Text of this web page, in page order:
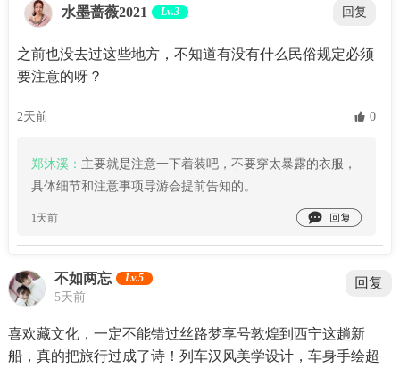
水墨蔷薇2021 Lv.3 回复
之前也没去过这些地方，不知道有没有什么民俗规定必须
要注意的呀？
2天前  0
郑沐溪： 主要就是注意一下着装吧，不要穿太暴露的衣服，
具体细节和注意事项导游会提前告知的。
1天前 
不如两忘 Lv.5
5天前
回复
喜欢藏文化，一定不能错过丝路梦享号敦煌到西宁这趟新
船，真的把旅行过成了诗！列车汉风美学设计，车身手绘超